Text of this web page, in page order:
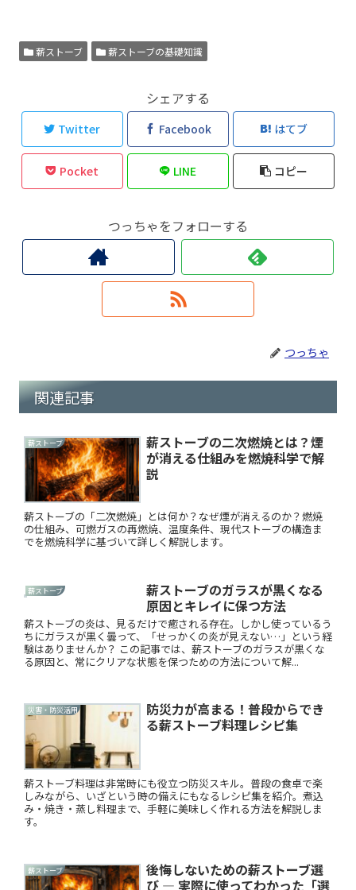
薪ストーブ 薪ストーブの基礎知識
シェアする
Twitter Facebook はてブ
Pocket LINE コピー
つっちゃをフォローする
つっちゃ
関連記事
薪ストーブ
薪ストーブの二次燃焼とは？煙
が消える仕組みを燃焼科学で解
説
薪ストーブの「二次燃焼」とは何か？なぜ煙が消えるのか？燃焼
の仕組み、可燃ガスの再燃焼、温度条件、現代ストーブの構造ま
でを燃焼科学に基づいて詳しく解説します。
薪ストーブ
薪ストーブのガラスが黒くなる
原因とキレイに保つ方法
薪ストーブの炎は、見るだけで癒される存在。しかし使っているう
ちにガラスが黒く曇って、「せっかくの炎が見えない…」という経
験はありませんか？ この記事では、薪ストーブのガラスが黒くな
る原因と、常にクリアな状態を保つための方法について解...
災害・防災活用
防災力が高まる！普段からでき
る薪ストーブ料理レシピ集
薪ストーブ料理は非常時にも役立つ防災スキル。普段の食卓で楽
しみながら、いざという時の備えにもなるレシピ集を紹介。煮込
み・焼き・蒸し料理まで、手軽に美味しく作れる方法を解説しま
す。
薪ストーブ
後悔しないための薪ストーブ選
び ― 実際に使ってわかった「選